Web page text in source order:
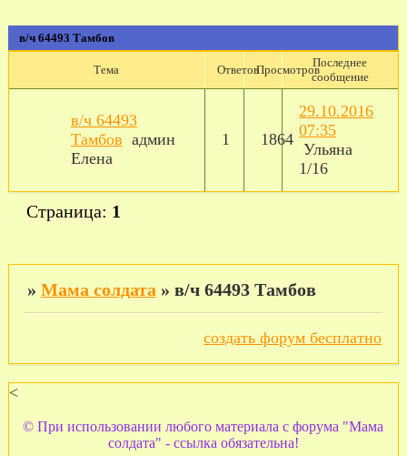
в/ч 64493 Тамбов
Тема ОтветовПросмотров
Последнее
сообщение
в/ч 64493
Тамбов админ
Елена
1 1864
29.10.2016
07:35
Ульяна
1/16
Страница: 1
» Мама солдата » в/ч 64493 Тамбов
создать форум бесплатно
<
© При использовании любого материала с форума "Мама
солдата" - ссылка обязательна!